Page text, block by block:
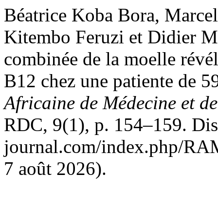
Béatrice Koba Bora,
Kitembo Feruzi et Didier
combinée de la moelle
B12 chez une patiente de
Africaine de Médecine et
RDC, 9(1), p. 154–159.
journal.com/index.php/
7 août 2026).